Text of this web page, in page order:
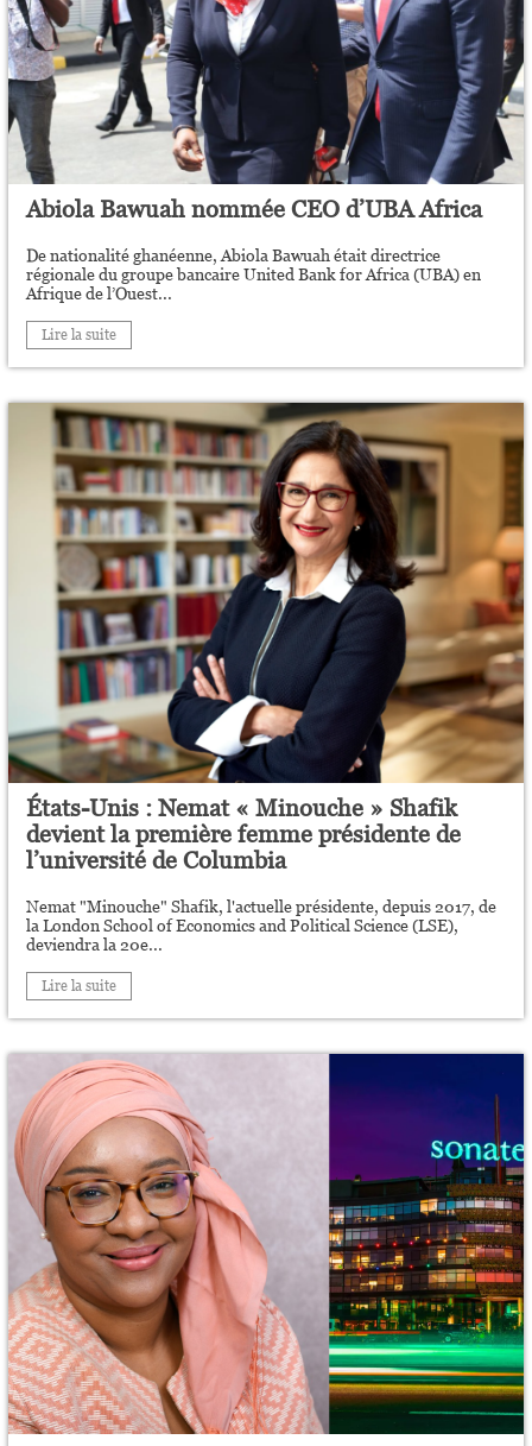
Abiola Bawuah nommée CEO d’UBA Africa
De nationalité ghanéenne, Abiola Bawuah était directrice
régionale du groupe bancaire United Bank for Africa (UBA) en
Afrique de l’Ouest...
Lire la suite
États-Unis : Nemat « Minouche » Shafik
devient la première femme présidente de
l’université de Columbia
Nemat "Minouche" Shafik, l'actuelle présidente, depuis 2017, de
la London School of Economics and Political Science (LSE),
deviendra la 20e...
Lire la suite